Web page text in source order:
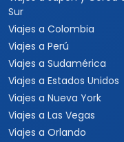
Sur
Viajes a Colombia
Viajes a Perú
Viajes a Sudamérica
Viajes a Estados Unidos
Viajes a Nueva York
Viajes a Las Vegas
Viajes a Orlando